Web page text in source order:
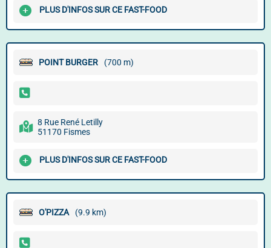
PLUS D'INFOS SUR CE FAST-FOOD
POINT BURGER (700 m)
8 Rue René Letilly
51170 Fismes
PLUS D'INFOS SUR CE FAST-FOOD
O'PIZZA (9.9 km)